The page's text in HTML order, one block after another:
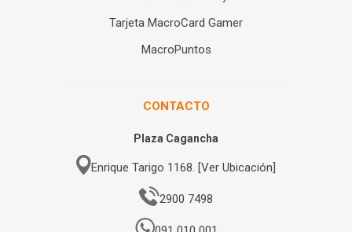
Tarjeta MacroCard Gamer
MacroPuntos
CONTACTO
Plaza Cagancha
Enrique Tarigo 1168. [Ver Ubicación]
2900 7498